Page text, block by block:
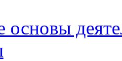
основы